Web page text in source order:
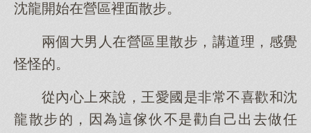
沈龍開始在營區裡面散步。
兩個大男人在營區里散步，講道理，感覺
怪怪的。
從內心上來說，王愛國是非常不喜歡和沈
龍散步的，因為這傢伙不是勸自己出去做任